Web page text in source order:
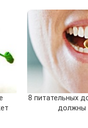
8 питательных
должны